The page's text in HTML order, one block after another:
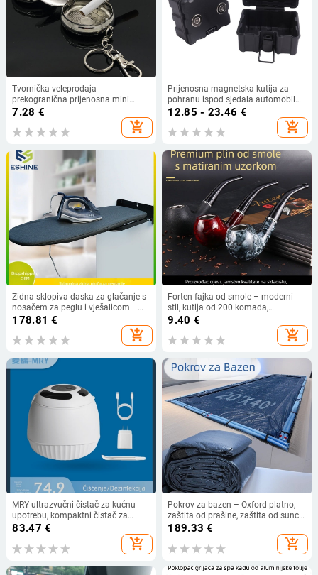
Tvornička veleprodaja
prekogranična prijenosna mini
pepeljara kreativna s privjeskom za
ključeve putni džep mala pepeljara
7.28 €
add_shopping_cart
Prijenosna magnetska kutija za
pohranu ispod sjedala automobila
— skriveni pretinac za ključeve i sat,
plastični, ponovno upotrebljivo,
moderan minimalistički dizajn
12.85 - 23.46 €
add_shopping_cart
Zidna sklopiva daska za glačanje s
nosačem za peglu i vješalicom –
navlaka od pamuka, perna od
pamuka, okvir od čelika, plastične
nogice; 4 komada u kutiji
178.81 €
add_shopping_cart
Forten fajka od smole – moderni
stil, kutija od 200 komada,
prilagodba dostupna
9.40 €
add_shopping_cart
MRY ultrazvučni čistač za kućnu
upotrebu, kompaktni čistač za
proteze i nakit
83.47 €
add_shopping_cart
Pokrov za bazen – Oxford platno,
zaštita od prašine, zaštita od sunca,
zaštita od lišća, prilagodljivo
189.33 €
add_shopping_cart